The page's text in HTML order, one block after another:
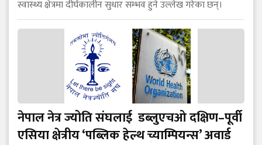
स्वास्थ्य क्षेत्रमा दीर्घकालीन सुधार सम्भव हुने उल्लेख गरेका छन्।
नेपाल नेत्र ज्योति संघलाई डब्लुएचओ दक्षिण–पूर्वी
एसिया क्षेत्रीय ‘पब्लिक हेल्थ च्याम्पियन्स’ अवार्ड